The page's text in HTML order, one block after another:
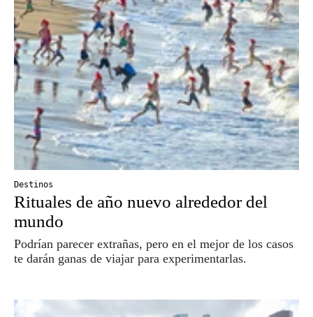
Destinos
Rituales de año nuevo alrededor del
mundo
Podrían parecer extrañas, pero en el mejor de los casos
te darán ganas de viajar para experimentarlas.